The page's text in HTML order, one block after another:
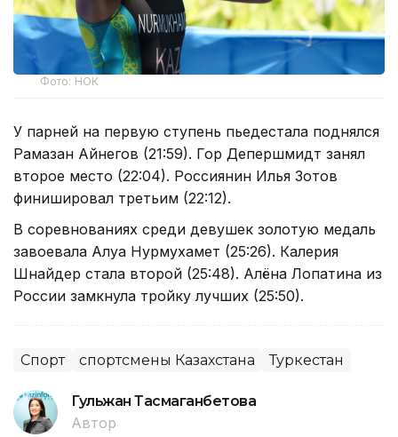
Фото: НОК
У парней на первую ступень пьедестала поднялся
Рамазан Айнегов (21:59). Гор Депершмидт занял
второе место (22:04). Россиянин Илья Зотов
финишировал третьим (22:12).
В соревнованиях среди девушек золотую медаль
завоевала Алуа Нурмухамет (25:26). Калерия
Шнайдер стала второй (25:48). Алёна Лопатина из
России замкнула тройку лучших (25:50).
Спорт спортсмены Казахстана Туркестан
Гульжан Тасмаганбетова
Автор